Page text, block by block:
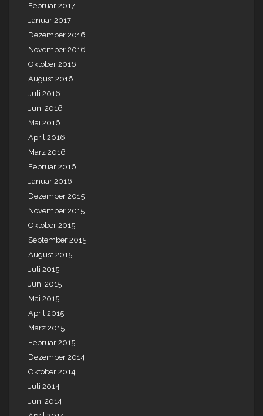
Februar 2017
Januar 2017
Dezember 2016
November 2016
Oktober 2016
August 2016
Juli 2016
Juni 2016
Mai 2016
April 2016
März 2016
Februar 2016
Januar 2016
Dezember 2015
November 2015
Oktober 2015
September 2015
August 2015
Juli 2015
Juni 2015
Mai 2015
April 2015
März 2015
Februar 2015
Dezember 2014
Oktober 2014
Juli 2014
Juni 2014